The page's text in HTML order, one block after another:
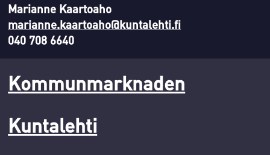
Marianne Kaartoaho
marianne.kaartoaho@kuntalehti.fi
040 708 6640
Kommunmarknaden
Kuntalehti